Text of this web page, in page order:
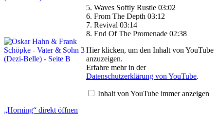
5. Waves Softly Rustle 03:02
6. From The Depth 03:12
7. Revival 03:14
8. End Of The Promenade 02:38
„Horning“
von
YouTube
anzeigen
Hier klicken, um den Inhalt von YouTube
anzuzeigen.
Erfahre mehr in der
Datenschutzerklärung von YouTube.
Inhalt von YouTube immer anzeigen
„Horning“ direkt öffnen